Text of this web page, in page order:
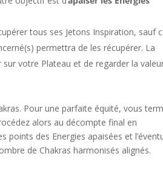
tous ses Jetons Inspiration, sauf
permettra de les récupérer. La
votre Plateau et de regarder la
Pour une parfaite équité, vous
alors au décompte final en
points des Energies apaisées et
de Chakras harmonisés alignés.